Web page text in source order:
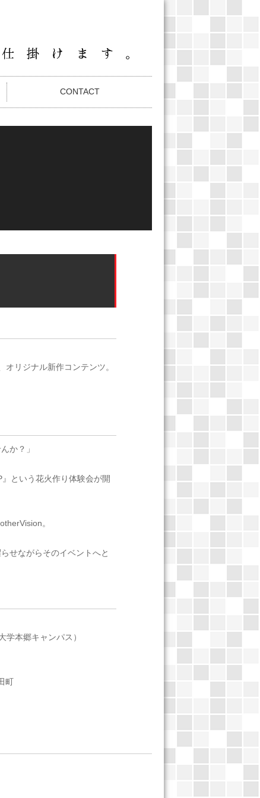
CONTACT
リジナル新作コンテンツ。
か？」
という花火作り体験会が開
。
せながらそのイベントへと
本郷キャンパス）
町